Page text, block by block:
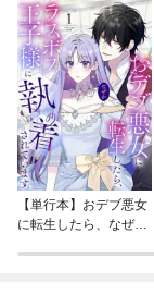
【単行本】おデブ悪女
に転生したら、なぜか